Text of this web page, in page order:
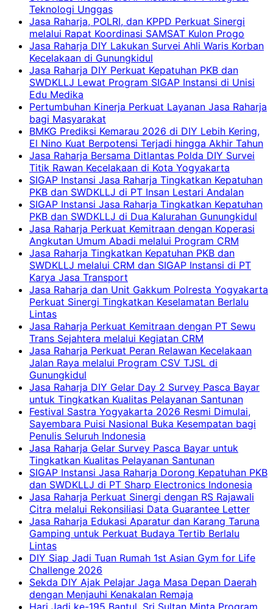
Teknologi Unggas
Jasa Raharja, POLRI, dan KPPD Perkuat Sinergi
melalui Rapat Koordinasi SAMSAT Kulon Progo
Jasa Raharja DIY Lakukan Survei Ahli Waris Korban
Kecelakaan di Gunungkidul
Jasa Raharja DIY Perkuat Kepatuhan PKB dan
SWDKLLJ Lewat Program SIGAP Instansi di Unisi
Edu Medika
Pertumbuhan Kinerja Perkuat Layanan Jasa Raharja
bagi Masyarakat
BMKG Prediksi Kemarau 2026 di DIY Lebih Kering,
El Nino Kuat Berpotensi Terjadi hingga Akhir Tahun
Jasa Raharja Bersama Ditlantas Polda DIY Survei
Titik Rawan Kecelakaan di Kota Yogyakarta
SIGAP Instansi Jasa Raharja Tingkatkan Kepatuhan
PKB dan SWDKLLJ di PT Insan Lestari Andalan
SIGAP Instansi Jasa Raharja Tingkatkan Kepatuhan
PKB dan SWDKLLJ di Dua Kalurahan Gunungkidul
Jasa Raharja Perkuat Kemitraan dengan Koperasi
Angkutan Umum Abadi melalui Program CRM
Jasa Raharja Tingkatkan Kepatuhan PKB dan
SWDKLLJ melalui CRM dan SIGAP Instansi di PT
Karya Jasa Transport
Jasa Raharja dan Unit Gakkum Polresta Yogyakarta
Perkuat Sinergi Tingkatkan Keselamatan Berlalu
Lintas
Jasa Raharja Perkuat Kemitraan dengan PT Sewu
Trans Sejahtera melalui Kegiatan CRM
Jasa Raharja Perkuat Peran Relawan Kecelakaan
Jalan Raya melalui Program CSV TJSL di
Gunungkidul
Jasa Raharja DIY Gelar Day 2 Survey Pasca Bayar
untuk Tingkatkan Kualitas Pelayanan Santunan
Festival Sastra Yogyakarta 2026 Resmi Dimulai,
Sayembara Puisi Nasional Buka Kesempatan bagi
Penulis Seluruh Indonesia
Jasa Raharja Gelar Survey Pasca Bayar untuk
Tingkatkan Kualitas Pelayanan Santunan
SIGAP Instansi Jasa Raharja Dorong Kepatuhan PKB
dan SWDKLLJ di PT Sharp Electronics Indonesia
Jasa Raharja Perkuat Sinergi dengan RS Rajawali
Citra melalui Rekonsiliasi Data Guarantee Letter
Jasa Raharja Edukasi Aparatur dan Karang Taruna
Gamping untuk Perkuat Budaya Tertib Berlalu
Lintas
DIY Siap Jadi Tuan Rumah 1st Asian Gym for Life
Challenge 2026
Sekda DIY Ajak Pelajar Jaga Masa Depan Daerah
dengan Menjauhi Kenakalan Remaja